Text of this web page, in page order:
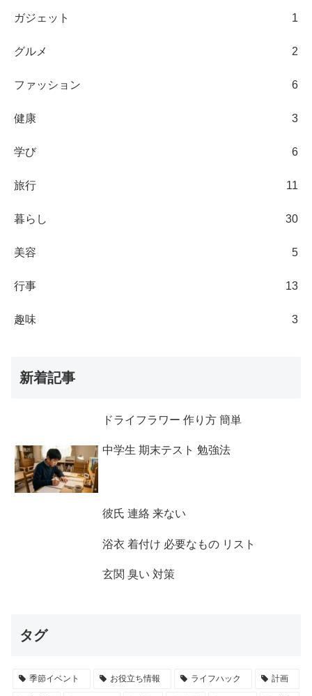
ガジェット 1
グルメ 2
ファッション 6
健康 3
学び 6
旅行 11
暮らし 30
美容 5
行事 13
趣味 3
新着記事
ドライフラワー 作り方 簡単
中学生 期末テスト 勉強法
彼氏 連絡 来ない
浴衣 着付け 必要なもの リスト
玄関 臭い 対策
タグ
季節イベント お役立ち情報 ライフハック 計画